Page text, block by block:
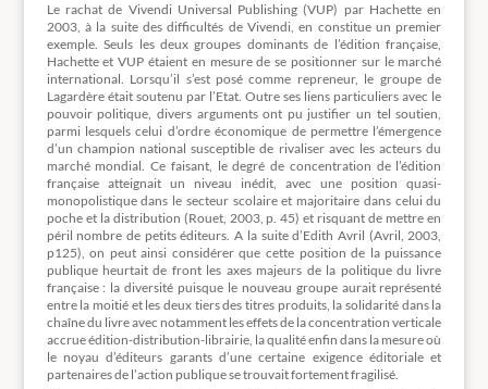
Le rachat de Vivendi Universal Publishing (VUP) par Hachette en
2003, à la suite des difficultés de Vivendi, en constitue un premier
exemple. Seuls les deux groupes dominants de l’édition française,
Hachette et VUP étaient en mesure de se positionner sur le marché
international. Lorsqu’il s’est posé comme repreneur, le groupe de
Lagardère était soutenu par l’Etat. Outre ses liens particuliers avec le
pouvoir politique, divers arguments ont pu justifier un tel soutien,
parmi lesquels celui d’ordre économique de permettre l’émergence
d’un champion national susceptible de rivaliser avec les acteurs du
marché mondial. Ce faisant, le degré de concentration de l’édition
française atteignait un niveau inédit, avec une position quasi-
monopolistique dans le secteur scolaire et majoritaire dans celui du
poche et la distribution (Rouet, 2003, p. 45) et risquant de mettre en
péril nombre de petits éditeurs. A la suite d’Edith Avril (Avril, 2003,
p125), on peut ainsi considérer que cette position de la puissance
publique heurtait de front les axes majeurs de la politique du livre
française : la diversité puisque le nouveau groupe aurait représenté
entre la moitié et les deux tiers des titres produits, la solidarité dans la
chaîne du livre avec notamment les effets de la concentration verticale
accrue édition-distribution-librairie, la qualité enfin dans la mesure où
le noyau d’éditeurs garants d’une certaine exigence éditoriale et
partenaires de l’action publique se trouvait fortement fragilisé.